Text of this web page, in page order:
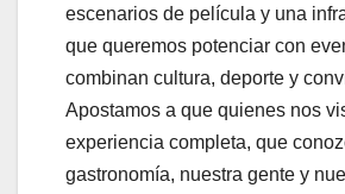
escenarios de película y una
que queremos potenciar con
combinan cultura, deporte y
Apostamos a que quienes nos
experiencia completa, que
gastronomía, nuestra gente y